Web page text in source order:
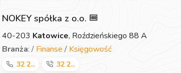
NOKEY spółka z o.o.
40-203 Katowice, Roździeńskiego 88 A
Branża: / Finanse / Księgowość
32 2... 32 2...